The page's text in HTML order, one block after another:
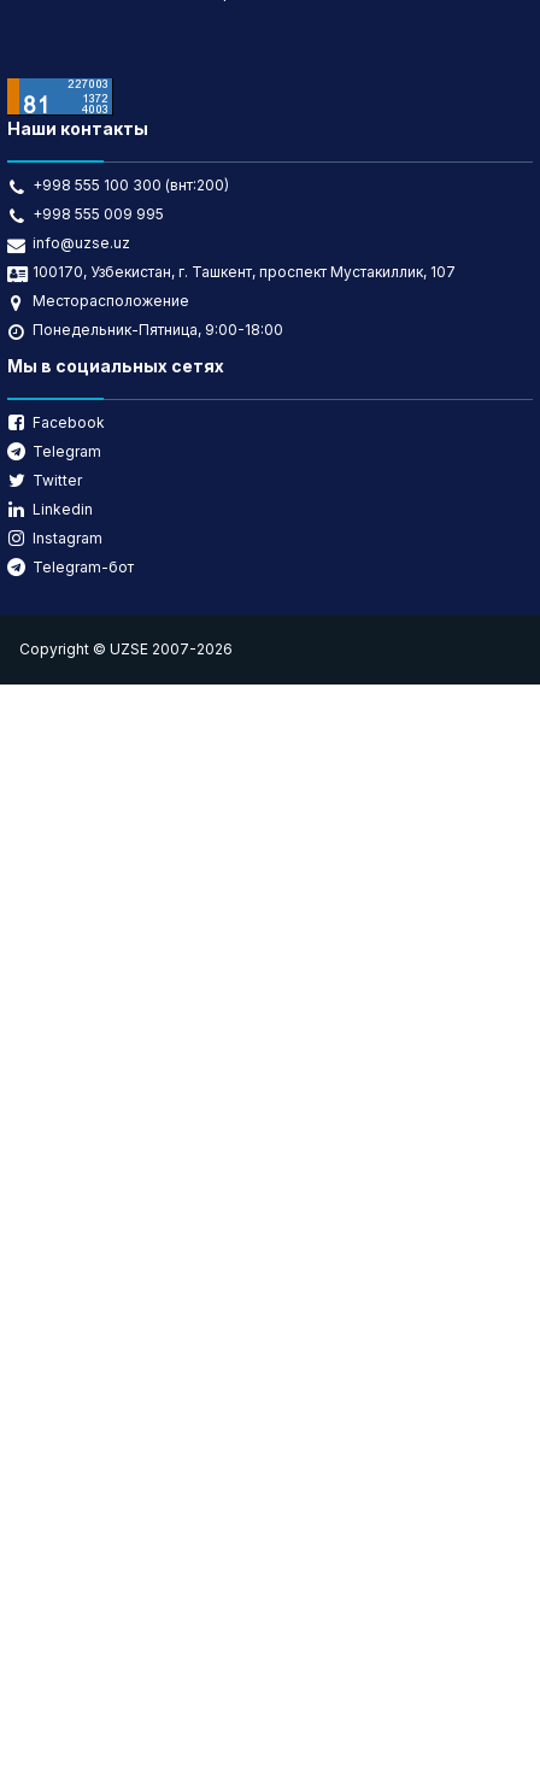
Наши контакты
+998 555 100 300 (внт:200)
+998 555 009 995
info@uzse.uz
100170, Узбекистан, г. Ташкент, проспект Мустакиллик, 107
Месторасположение
Понедельник-Пятница, 9:00-18:00
Мы в социальных сетях
Facebook
Telegram
Twitter
Linkedin
Instagram
Telegram-бот
Copyright © UZSE 2007-2026